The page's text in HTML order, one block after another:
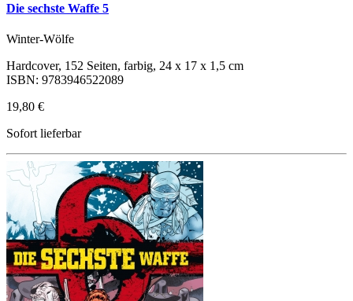
Die sechste Waffe 5
Winter-Wölfe
Hardcover, 152 Seiten, farbig, 24 x 17 x 1,5 cm
ISBN: 9783946522089
19,80 €
Sofort lieferbar